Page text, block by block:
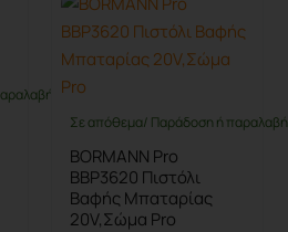
έως 10 ημέρες
Σε απόθεμα/ Παράδοση ή
BORMANN Pro
BBP3620 Πιστόλι
Βαφής Μπαταρίας
20V,Σώμα Pro